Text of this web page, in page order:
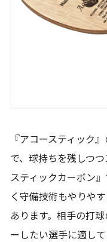
『アコースティック
で、球持ちを残しつ
スティックカーボン
く守備技術もやりや
あります。相手の打
ーしたい選手に適して